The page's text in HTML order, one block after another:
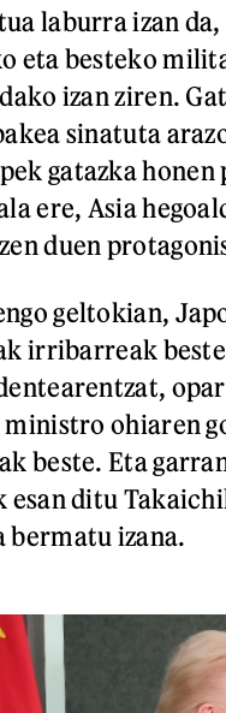
laburra izan da,
eta besteko
izan ziren.
sinatuta
gatazka
ere, Asia
duen
geltokian,
irribarreak
ministro ohiaren
beste. Eta
esan ditu
bermatu izana.